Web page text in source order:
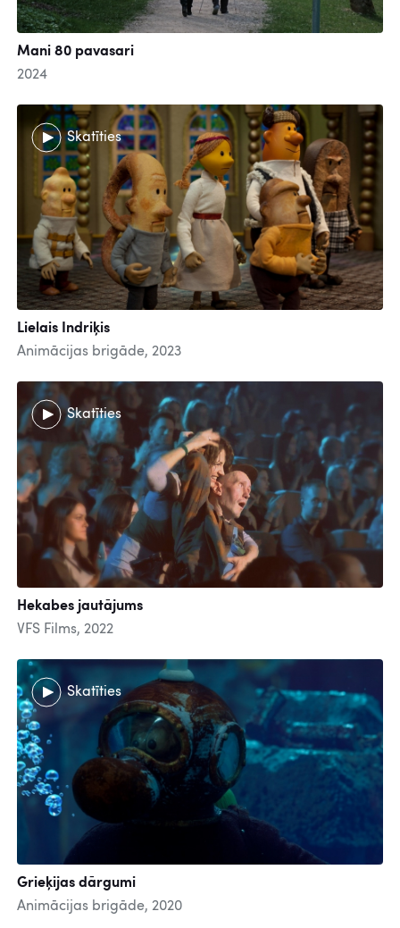
Mani 80 pavasari
2024
Skatīties
Lielais Indriķis
Animācijas brigāde, 2023
Skatīties
Hekabes jautājums
VFS Films, 2022
Skatīties
Grieķijas dārgumi
Animācijas brigāde, 2020